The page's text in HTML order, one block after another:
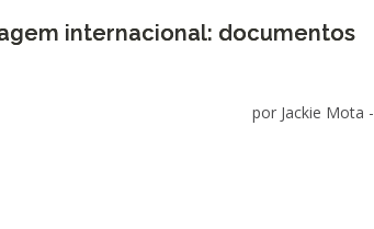
internacional: documentos
por Jackie Mota -